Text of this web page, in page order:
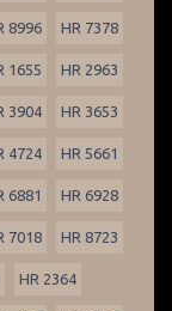
8996 HR 7378
1655 HR 2963
3904 HR 3653
4724 HR 5661
6881 HR 6928
7018 HR 8723
HR 2364